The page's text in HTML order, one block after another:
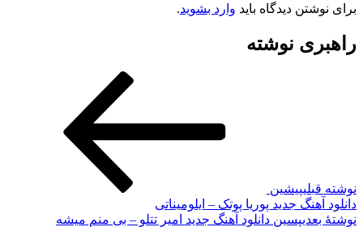
برای نوشتن دیدگاه باید وارد بشوید.
راهبری نوشته
نوشته قبلیپیشین
دانلود آهنگ جدید پوریا پوتک – ایلومیناتی
نوشته‌ٔ بعدیپسین دانلود آهنگ جدید امیر تتلو – بی منم میشه